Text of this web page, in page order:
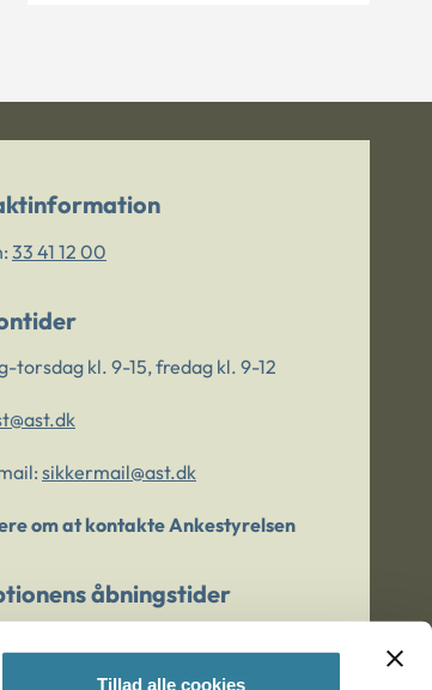
Tillad alle cookies
33 41 12 00
torsdag kl. 9-15, fredag kl. 9-12
sikkermail@ast.dk
om at kontakte Ankestyrelsen
åbningstider